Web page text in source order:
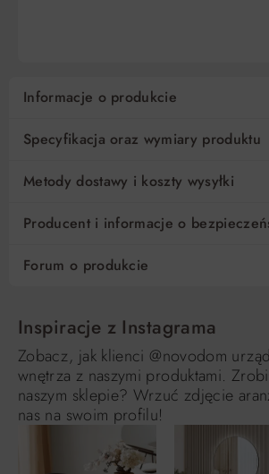
Regulamin
Informacje o produkcie
Specyfikacja oraz wymiary produktu
Metody dostawy i koszty wysyłki
Producent i informacje o
Forum o produkcie
Inspiracje z Instagrama
Zobacz, jak klienci @novodom
wnętrza z naszymi produktami.
naszym sklepie? Wrzuć zdjęcie
nas na swoim profilu!